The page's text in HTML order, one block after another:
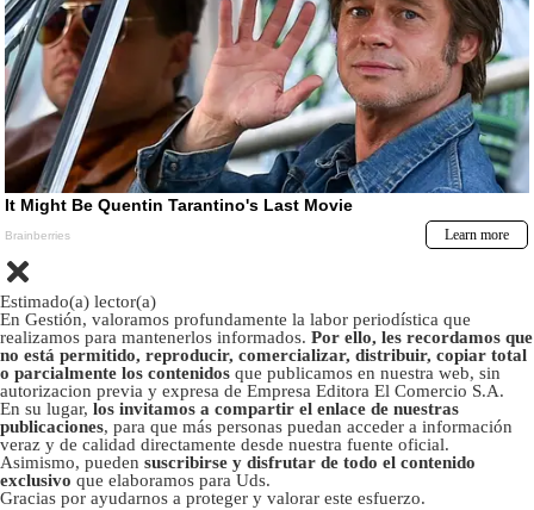
Estimado(a) lector(a)
En Gestión, valoramos profundamente la labor periodística que
realizamos para mantenerlos informados. Por ello, les recordamos que
no está permitido, reproducir, comercializar, distribuir, copiar total
o parcialmente los contenidos que publicamos en nuestra web, sin
autorizacion previa y expresa de Empresa Editora El Comercio S.A.
En su lugar, los invitamos a compartir el enlace de nuestras
publicaciones, para que más personas puedan acceder a información
veraz y de calidad directamente desde nuestra fuente oficial.
Asimismo, pueden suscribirse y disfrutar de todo el contenido
exclusivo que elaboramos para Uds.
Gracias por ayudarnos a proteger y valorar este esfuerzo.